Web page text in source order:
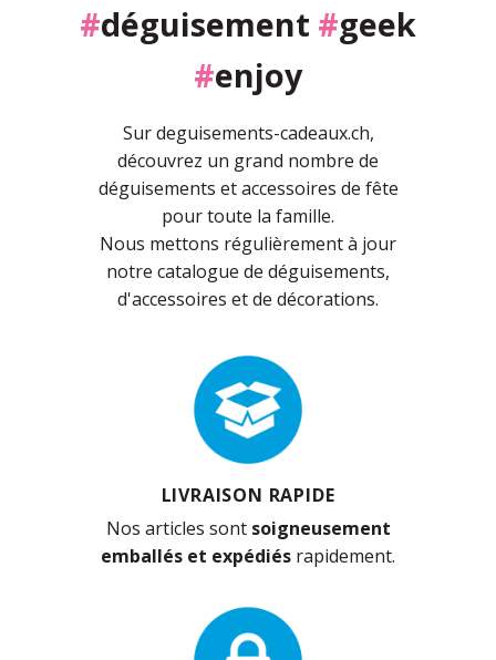
#déguisement #geek
#enjoy
Sur deguisements-cadeaux.ch,
découvrez un grand nombre de
déguisements et accessoires de fête
pour toute la famille.
Nous mettons régulièrement à jour
notre catalogue de déguisements,
d'accessoires et de décorations.
LIVRAISON RAPIDE
Nos articles sont soigneusement
emballés et expédiés rapidement.